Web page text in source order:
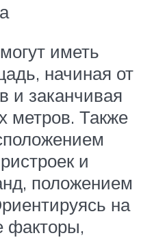
иметь
начиная от
и заканчивая
метров. Также
и
положением
на
факторы,